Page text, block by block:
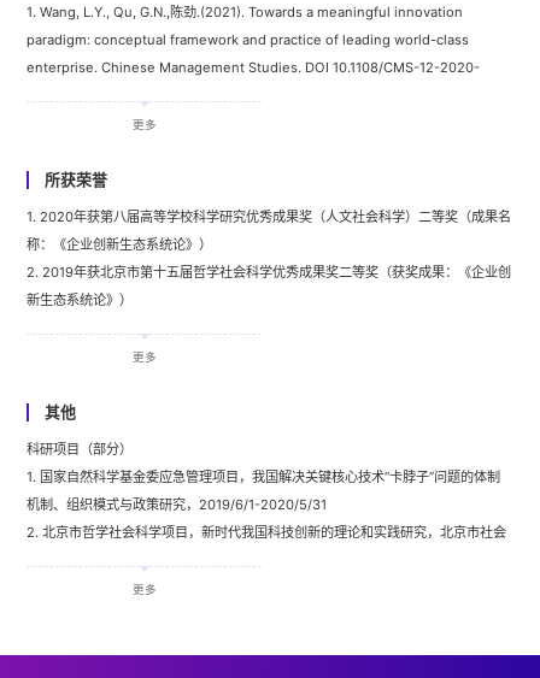
1. Wang, L.Y., Qu, G.N.,陈劲.(2021). Towards a meaningful innovation
paradigm: conceptual framework and practice of leading world-class
enterprise. Chinese Management Studies. DOI 10.1108/CMS-12-2020-
2. 陈劲, Di Minin, A., Minshall, T., Su, Y.S., Xue, L., Zhou, Y.(2021). The New
& D Management, 51(3) SI: 243-246.
4. 陈劲, Wang, L.Y., Qu, G.N.(2021). Explicating the business model from a
47.
5. Mei, L., Rentocchini F.,陈劲.（2021）.Antecedents of strategic
ambidexterity in firms’ product innovation: External knowledge and
internal information sharing. Journal of Small Business Management,
DOI10.1080/00472778.2021.1944635.
6. Wu, H., 陈劲,(2020) International ambidexterity in firms' innovation of
multinational enterprises from emerging economies: an investigation of
更多
所获荣誉
1. 2020年获第八届高等学校科学研究优秀成果奖（人文社会科学）二等奖（成果名
称：《企业创新生态系统论》）
2. 2019年获北京市第十五届哲学社会科学优秀成果奖二等奖（获奖成果：《企业创
新生态系统论》）
新生态系统论》）
竞争优势（第二版）（教材）》）
称：《协同创新》）
升中国中小企业的创新能力》）；
10. 2011年获第四届全国教育科学研究优秀成果奖三等奖（成果名称：《学科会聚
更多
其他
科研项目（部分）
1. 国家自然科学基金委应急管理项目，我国解决关键核心技术“卡脖子”问题的体制
机制、组织模式与政策研究，2019/6/1-2020/5/31
2. 北京市哲学社会科学项目，新时代我国科技创新的理论和实践研究，北京市社会
3. 国家社会科学基金重大项目，建设世界科技创新强国的战略比较与实现路径研
更多